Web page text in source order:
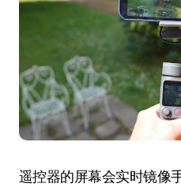
遥控器的屏幕会实时镜像